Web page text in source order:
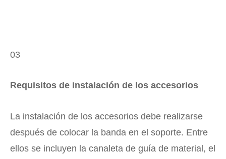
03
Requisitos de instalación de los accesorios
La instalación de los accesorios debe realizarse
después de colocar la banda en el soporte. Entre
ellos se incluyen la canaleta de guía de material, el